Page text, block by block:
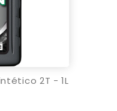
2T - 1L